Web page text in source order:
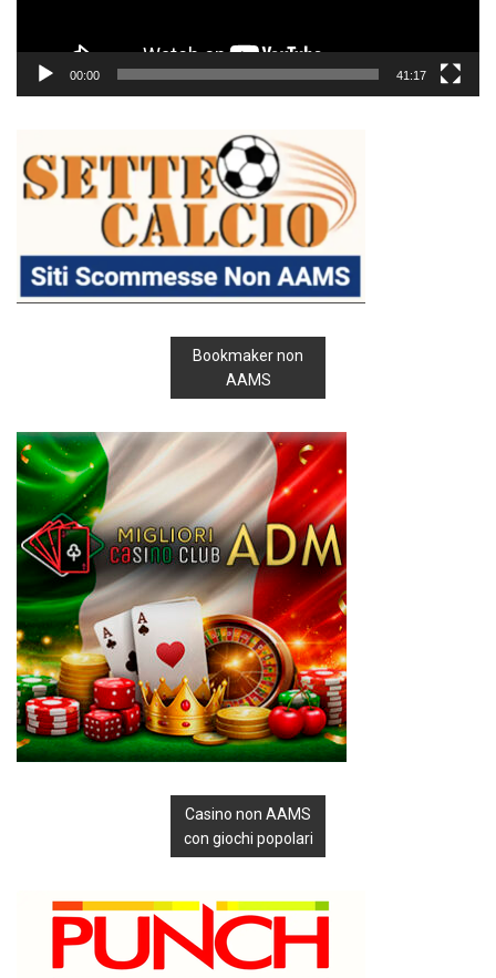
00:00 41:17
Bookmaker non
AAMS
Casino non AAMS
con giochi popolari